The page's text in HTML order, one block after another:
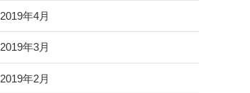
2019年4月
2019年3月
2019年2月